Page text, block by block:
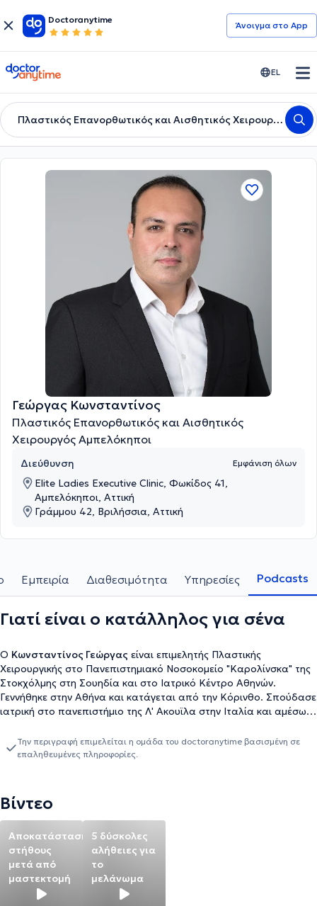
Doctoranytime
Άνοιγμα στο App
doctoranytime EL
Πλαστικός Επανορθωτικός και Αισθητικός Χειρουργός
Γεώργας Κωνσταντίνος
Πλαστικός Επανορθωτικός και Αισθητικός
Χειρουργός Αμπελόκηποι
Διεύθυνση Εμφάνιση όλων
Elite Ladies Executive Clinic, Φωκίδος 41,
Αμπελόκηποι, Αττική
Γράμμου 42, Βριλήσσια, Αττική
Εμπειρία Διαθεσιμότητα Υπηρεσίες Podcasts
Γιατί είναι ο κατάλληλος για σένα
Ο Κωνσταντίνος Γεώργας είναι επιμελητής Πλαστικής
Χειρουργικής στο Πανεπιστημιακό Νοσοκομείο "Καρολίνσκα" της
Στοκχόλμης στη Σουηδία και στο Ιατρικό Κέντρο Αθηνών.
Γεννήθηκε στην Αθήνα και κατάγεται από την Κόρινθο. Σπούδασε
ιατρική στο πανεπιστήμιο της Λ' Ακουϊλα στην Ιταλία και αμέσως
χειρουργική στα νοσοκομεία Näl - Uddevalla και στο
πανεπιστημιακό νοσοκομείο Sahlgrenska του Γκέτεμποργκ.
από πρόσκληση της κλινικής πλαστικής χειρουργικής του
πανεπιστημιακού νοσοκομείου Sahlgrenska εξειδικεύτηκε στην
πλαστική και επανορθωτική χειρουργική στο Γκέτεμποργκ της
Σουηδίας και παράλληλα υποειδεικεύθηκε στην πλαστική
χειρουργική επαναπροσδιορισμού φύλου, γεννητικών οργάνων
και αποκατάστασης μαστού. Στον τομέα αυτό διατηρεί ενεργή
ερεύνα με πληθώρα δημοσιεύσεων και παρουσιάσεων σε
συνέδρια. Κατόπιν πρόσκλησης του πανεπιστημιακού
Την περιγραφή επιμελείται η ομάδα του doctoranytime βασισμένη σε
επαληθευμένες πληροφορίες.
Βίντεο
Αποκατάσταση
στήθους
μετά από
μαστεκτομή
5 δύσκολες
αλήθειες για
το
μελάνωμα